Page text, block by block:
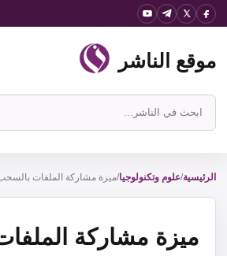
انتقل
المحتوى
موقع الناشر
ابحث
في
الناشر
الرئيسية/علوم وتكنولوجيا/
ميزة مشاركة